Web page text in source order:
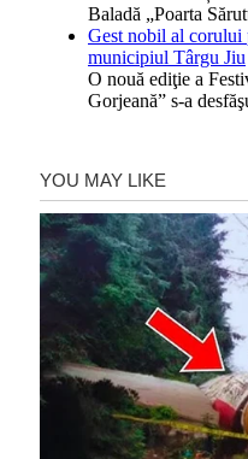
Baladă „Poarta
Gest nobil al corului
municipiul Târgu Jiu
O nouă ediţie a
Gorjeană” s-a